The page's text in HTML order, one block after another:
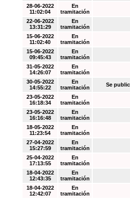
28-06-2022
11:02:04
En
tramitación
22-06-2022
13:31:29
En
tramitación
15-06-2022
11:02:40
En
tramitación
15-06-2022
09:45:43
En
tramitación
31-05-2022
14:26:07
En
tramitación
30-05-2022
14:55:22
En
tramitación
Se
23-05-2022
16:18:34
En
tramitación
23-05-2022
16:16:48
En
tramitación
18-05-2022
11:23:54
En
tramitación
27-04-2022
15:27:59
En
tramitación
25-04-2022
17:13:55
En
tramitación
18-04-2022
12:43:35
En
tramitación
18-04-2022
12:42:07
En
tramitación